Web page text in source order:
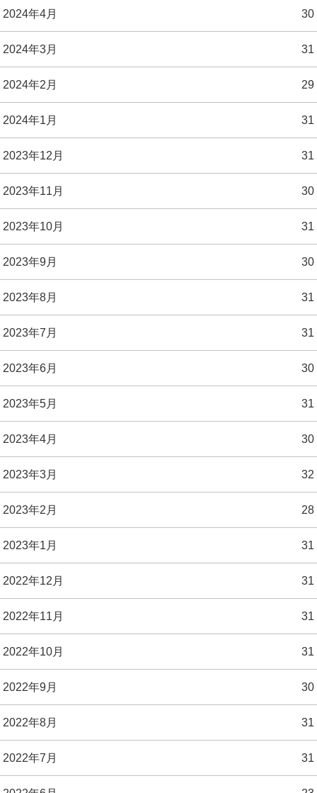
2024年4月 30
2024年3月 31
2024年2月 29
2024年1月 31
2023年12月 31
2023年11月 30
2023年10月 31
2023年9月 30
2023年8月 31
2023年7月 31
2023年6月 30
2023年5月 31
2023年4月 30
2023年3月 32
2023年2月 28
2023年1月 31
2022年12月 31
2022年11月 31
2022年10月 31
2022年9月 30
2022年8月 31
2022年7月 31